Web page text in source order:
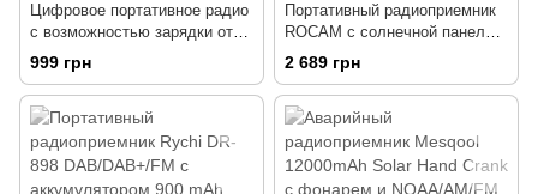
Цифровое портативное радио
с возможностью зарядки от
сети и Bluetooth WOVTE DAB
999 грн
Портативный радиоприемник
ROCAM с солнечной панелью
и динамостанцией
2 689 грн